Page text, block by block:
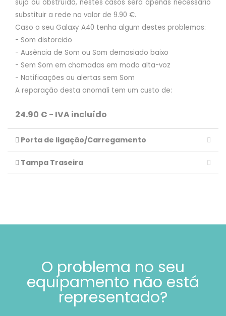
suja ou obstruída, nestes casos será apenas necessário
substituir a rede no valor de 9.90 €.
Caso o seu Galaxy A40 tenha algum destes problemas:
- Som distorcido
- Ausência de Som ou Som demasiado baixo
- Sem Som em chamadas em modo alta-voz
- Notificações ou alertas sem Som
A reparação desta anomali tem um custo de:
24.90 € - IVA incluído
Porta de ligação/Carregamento
Tampa Traseira
O problema no seu
equipamento não está
representado?